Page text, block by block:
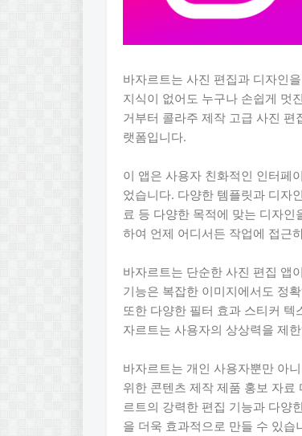
바자르트는 사진 편집과 디자인
지식이 없어도 누구나 손쉽게 멋
거부터 콜라주 제작 고급 사진
랫폼입니다.
이 앱은 사용자 친화적인 인터페
었습니다. 다양한 템플릿과 디자
료 등 다양한 목적에 맞는 디자
하여 언제 어디서든 작업에 접근
바자르트는 단순한 사진 편집 앱
기능은 복잡한 이미지에서도 정
또한 다양한 필터 효과 스티커
자르트는 사용자의 상상력을 제
바자르트는 개인 사용자뿐만 아
위한 콘텐츠 제작 제품 홍보 자
르트의 강력한 편집 기능과 다양
을 더욱 효과적으로 만들 수 있